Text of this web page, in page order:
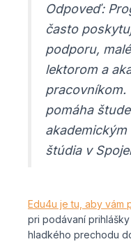
Odpoveď:
často
podporu,
lektorom a
pracovníkom.
pomáha
štúdia v
Edu4u je tu, aby vám
pri podávaní
hladkého prechodu